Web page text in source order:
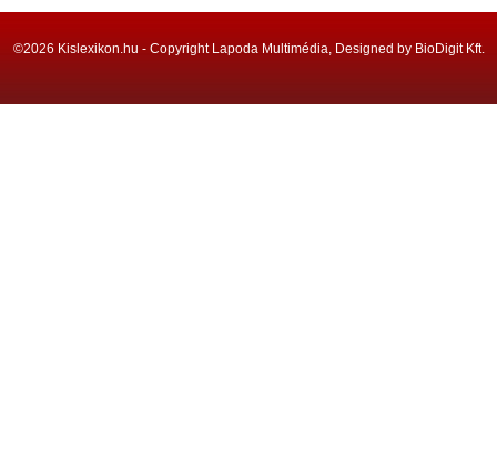
©2026 Kislexikon.hu - Copyright Lapoda Multimédia, Designed by BioDigit Kft.